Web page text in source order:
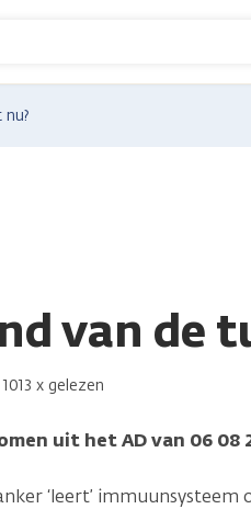
van de
1013 x gelezen
uit het AD van 06 08
‘leert’